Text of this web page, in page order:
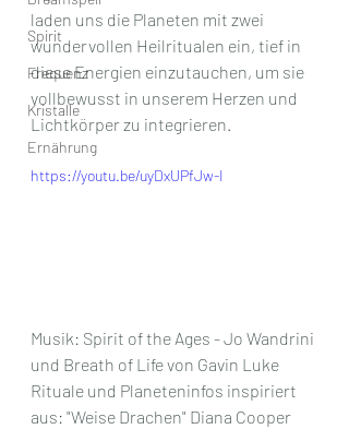
Spirit
Frequenz
Kristalle
Ernährung
laden uns die Planeten mit zwei
wundervollen Heilritualen ein, tief in
diese Energien einzutauchen, um sie
vollbewusst in unserem Herzen und
Lichtkörper zu integrieren.
https://youtu.be/uyDxUPfJw-I
Musik: Spirit of the Ages - Jo Wandrini
und Breath of Life von Gavin Luke
Rituale und Planeteninfos inspiriert
aus: "Weise Drachen" Diana Cooper